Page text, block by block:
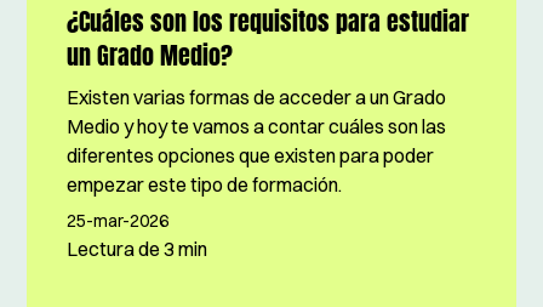
¿Cuáles son los requisitos para estudiar
un Grado Medio?
Existen varias formas de acceder a un Grado
Medio y hoy te vamos a contar cuáles son las
diferentes opciones que existen para poder
empezar este tipo de formación.
25-mar-2026
Lectura de3 min